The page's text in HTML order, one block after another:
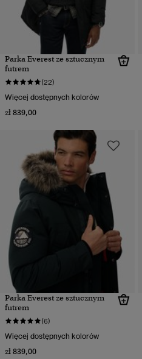
Parka Everest ze sztucznym
futrem
(22)
Więcej dostępnych kolorów
zł 839,00
Parka Everest ze sztucznym
futrem
(6)
Więcej dostępnych kolorów
zł 839,00